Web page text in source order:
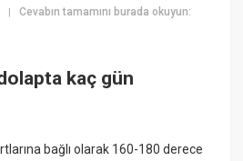
|Cevabın tamamını burada okuyun:
kaç gün
bağlı olarak 160-180 derece